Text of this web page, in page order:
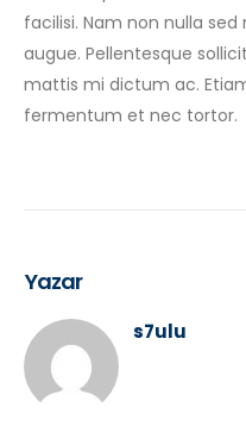
facilisi. Nam non nulla
augue. Pellentesque
mattis mi dictum ac.
fermentum et nec tortor.
Yazar
s7ulu